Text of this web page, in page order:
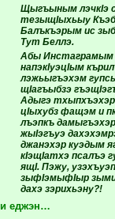
Щыгъыным лэчкIэ
тезыщIыхьыу
Балъкъэрым ис
Тут Беллэ.
Абы Инстаграмым
напэкIуэцIым
лэжьыгъэхэм
щIагъыбзэ
Адыгэ
цIыхубз фащэм и
лъэпкъ
жыIэгъуэ
джанэхэр куэдым
кIэщIатхэ псалъэ
ящI. Пэжу,
зыфIэмыфIыр
дахэ зэрихьэну?!
еджэн…